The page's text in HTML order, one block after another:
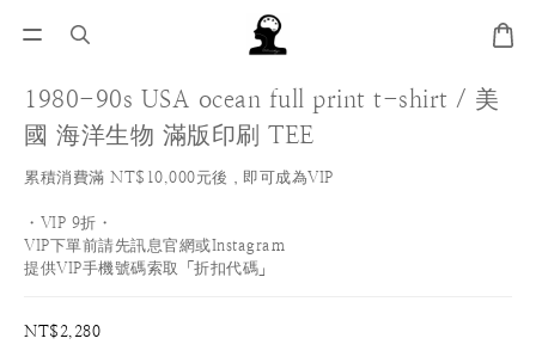
1980-90s USA ocean full print t-shirt / 美
國 海洋生物 滿版印刷 TEE
累積消費滿 NT$10,000元後，即可成為VIP
・VIP 9折・
VIP下單前請先訊息官網或Instagram
提供VIP手機號碼索取「折扣代碼」
NT$2,280